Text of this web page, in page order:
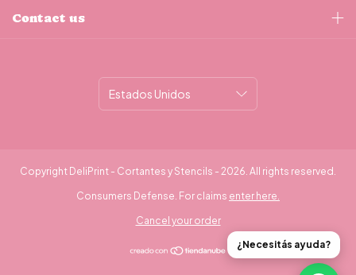
Contact us
Copyright DeliPrint - Cortantes y Stencils - 2026. All rights reserved.
Consumers Defense. For claims enter here.
Cancel your order
¿Necesitás ayuda?